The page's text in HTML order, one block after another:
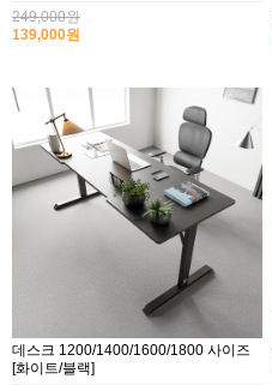
249,000원
139,000원
데스크 1200/1400/1600/1800 사이즈
[화이트/블랙]